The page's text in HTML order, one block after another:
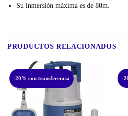
Su inmersión máxima es de 80m.
PRODUCTOS RELACIONADOS
-20% con transferencia -